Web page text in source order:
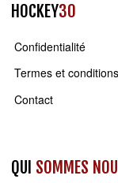
HOCKEY30
Confidentialité
Termes et conditions
Contact
QUI SOMMES